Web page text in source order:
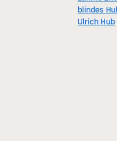
blindes
Ulrich Hub